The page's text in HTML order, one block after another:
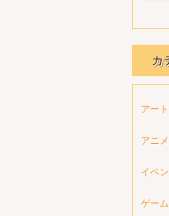
カ
アー
アニ
イベ
ゲー